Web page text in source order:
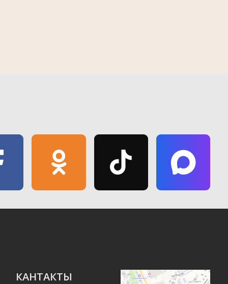
03.08.2026
КАНТАКТЫ